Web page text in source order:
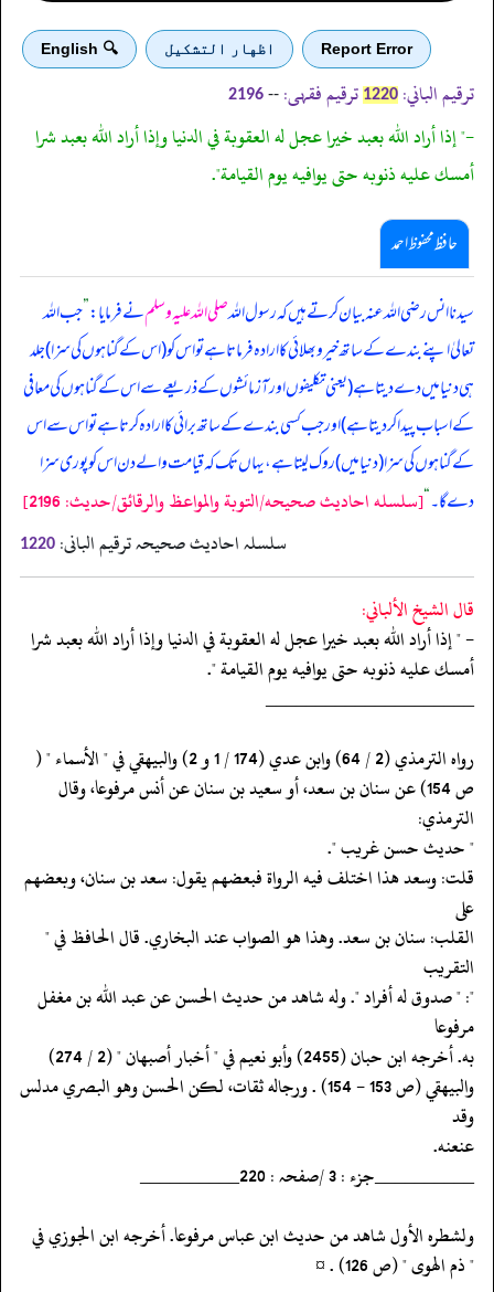
Report Error اظهار التشكيل 🔍 English
ترقیم الباني: 1220 ترقیم فقہی: --
2196
-" إذا أراد الله بعبد خيرا عجل له العقوبة في الدنيا وإذا أراد الله بعبد شرا
أمسك عليه ذنوبه حتى يوافيه يوم القيامة".
حافظ محفوظ احمد
سیدنا انس رضی اللہ عنہ بیان کرتے ہیں کہ رسول اللہصلی اللہ علیہ وسلمنے فرمایا:”جب اللہ
تعالیٰ اپنے بندے کے ساتھ خیر و بھلائی کا ارادہ فرماتا ہے تو اس کو (اس کے گناہوں کی سزا) جلد
ہی دنیا میں دے دیتا ہے (یعنی تکلیفوں اور آزمائشوں کے ذریعے سے اس کے گناہوں کی معافی
کے اسباب پیدا کر دیتا ہے) اور جب کسی بندے کے ساتھ برائی کا ارادہ کرتا ہے تو اس سے اس
کے گناہوں کی سزا (دنیا میں) روک لیتا ہے، یہاں تک کہ قیامت والے دن اس کو پوری سزا
دے گا۔“[سلسله احاديث صحيحه/التوبة والمواعظ والرقائق/حدیث: 2196]
سلسلہ احادیث صحیحہ ترقیم البانی: 1220
قال الشيخ الألباني:
- " إذا أراد الله بعبد خيرا عجل له العقوبة في الدنيا وإذا أراد الله بعبد شرا
أمسك عليه ذنوبه حتى يوافيه يوم القيامة ".
‏‏‏‏_____________________
‏‏‏‏رواه الترمذي (2 / 64) وابن عدي (174 / 1 و 2) والبيهقي في " الأسماء " (
‏‏‏‏ص 154) عن سنان بن سعد، أو سعيد بن سنان عن أنس مرفوعا، وقال
الترمذي:
‏‏‏‏" حديث حسن غريب ".
‏‏‏‏قلت: وسعد هذا اختلف فيه الرواة فبعضهم يقول: سعد بن سنان، وبعضهم
على
‏‏‏‏القلب: سنان بن سعد. وهذا هو الصواب عند البخاري. قال الحافظ في "
التقريب
‏‏‏‏": " صدوق له أفراد ". وله شاهد من حديث الحسن عن عبد الله بن مغفل
مرفوعا
‏‏‏‏به. أخرجه ابن حبان (2455) وأبو نعيم في " أخبار أصبهان " (2 / 274)
‏‏‏‏والبيهقي (ص 153 - 154) . ورجاله ثقات، لكن الحسن وهو البصري مدلس
وقد
‏‏‏‏عنعنه.
‏‏‏‏__________جزء : 3 /صفحہ : 220__________
‏‏‏‏ولشطره الأول شاهد من حديث ابن عباس مرفوعا. أخرجه ابن الجوزي في
‏‏‏‏" ذم الهوى " (ص 126) . ¤